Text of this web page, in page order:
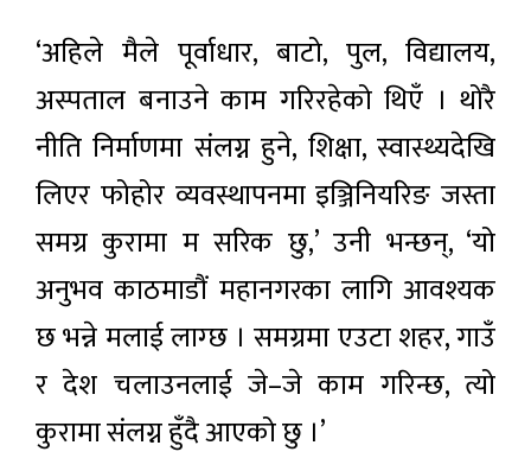
‘अहिले मैले पूर्वाधार, बाटो, पुल, विद्यालय,
अस्पताल बनाउने काम गरिरहेको थिएँ । थोरै
नीति निर्माणमा संलग्न हुने, शिक्षा, स्वास्थ्यदेखि
लिएर फोहोर व्यवस्थापनमा इञ्जिनियरिङ जस्ता
समग्र कुरामा म सरिक छु,’ उनी भन्छन्, ‘यो
अनुभव काठमाडौं महानगरका लागि आवश्यक
छ भन्ने मलाई लाग्छ । समग्रमा एउटा शहर, गाउँ
र देश चलाउनलाई जे–जे काम गरिन्छ, त्यो
कुरामा संलग्न हुँदै आएको छु ।’